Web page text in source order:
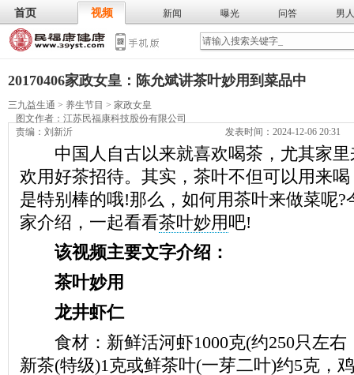
首页 视频 新闻 曝光 问答 男人
武术 气功 膳食 食谱 营养
20170406家政女皇：陈允斌讲茶叶妙用到菜品中
三九益生通 > 养生节目 > 家政女皇
图文作者： 江苏民福康科技股份有限公司
责编：刘新沂
发表时间：2024-12-06 20:31
中国人自古以来就喜欢喝茶，尤其家里
欢用好茶招待。其实，茶叶不但可以用来
是特别棒的哦!那么，如何用茶叶来做菜呢?
家介绍，一起看看茶叶妙用 吧!
该视频主要文字介绍：
茶叶妙用
龙井虾仁
食材：新鲜活河虾1000克(约250只左右
新茶(特级)1克或鲜茶叶(一芽二叶)约5克，